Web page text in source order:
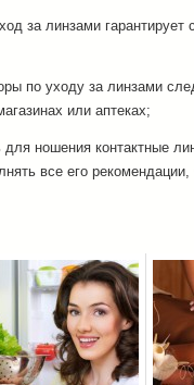
за линзами гарантирует
по уходу за линзами
или аптеках;
ношения контактные
все его рекомендации,